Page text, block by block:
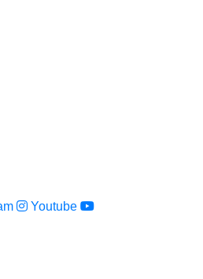
Youtube